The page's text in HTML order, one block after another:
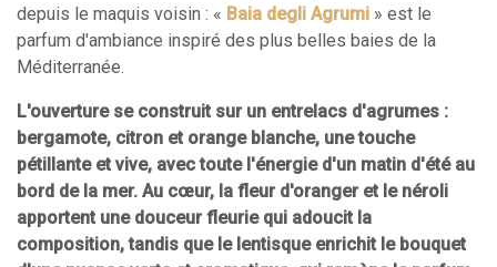
depuis le maquis voisin : « Baia degli Agrumi » est le
parfum d'ambiance inspiré des plus belles baies de la
Méditerranée.
L'ouverture se construit sur un entrelacs d'agrumes :
bergamote, citron et orange blanche, une touche
pétillante et vive, avec toute l'énergie d'un matin d'été au
bord de la mer. Au cœur, la fleur d'oranger et le néroli
apportent une douceur fleurie qui adoucit la
composition, tandis que le lentisque enrichit le bouquet